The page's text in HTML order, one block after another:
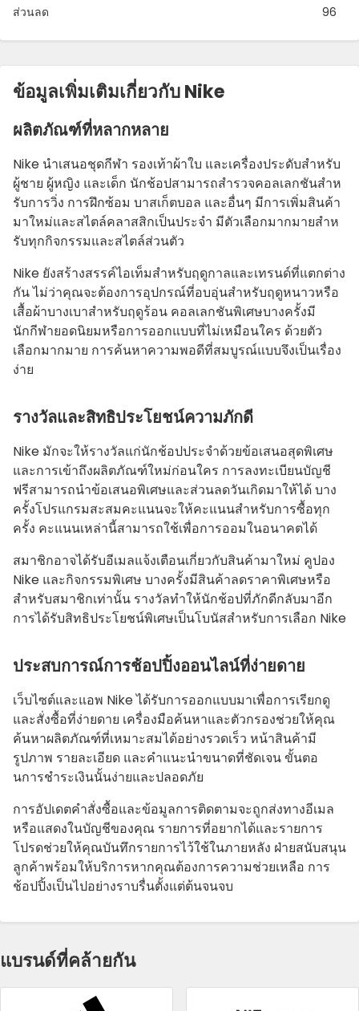
ส่วนลด 96
ข้อมูลเพิ่มเติมเกี่ยวกับ Nike
ผลิตภัณฑ์ที่หลากหลาย
Nike นําเสนอชุดกีฬา รองเท้าผ้าใบ และเครื่องประดับสําหรับ
ผู้ชาย ผู้หญิง และเด็ก นักช้อปสามารถสํารวจคอลเลกชันสําห
รับการวิ่ง การฝึกซ้อม บาสเก็ตบอล และอื่นๆ มีการเพิ่มสินค้า
มาใหม่และสไตล์คลาสสิกเป็นประจํา มีตัวเลือกมากมายสําห
รับทุกกิจกรรมและสไตล์ส่วนตัว
Nike ยังสร้างสรรค์ไอเท็มสําหรับฤดูกาลและเทรนด์ที่แตกต่าง
กัน ไม่ว่าคุณจะต้องการอุปกรณ์ที่อบอุ่นสําหรับฤดูหนาวหรือ
เสื้อผ้าบางเบาสําหรับฤดูร้อน คอลเลกชันพิเศษบางครั้งมี
นักกีฬายอดนิยมหรือการออกแบบที่ไม่เหมือนใคร ด้วยตัว
เลือกมากมาย การค้นหาความพอดีที่สมบูรณ์แบบจึงเป็นเรื่อง
ง่าย
รางวัลและสิทธิประโยชน์ความภักดี
Nike มักจะให้รางวัลแก่นักช้อปประจําด้วยข้อเสนอสุดพิเศษ
และการเข้าถึงผลิตภัณฑ์ใหม่ก่อนใคร การลงทะเบียนบัญชี
ฟรีสามารถนําข้อเสนอพิเศษและส่วนลดวันเกิดมาให้ได้ บาง
ครั้งโปรแกรมสะสมคะแนนจะให้คะแนนสําหรับการซื้อทุก
ครั้ง คะแนนเหล่านี้สามารถใช้เพื่อการออมในอนาคตได้
สมาชิกอาจได้รับอีเมลแจ้งเตือนเกี่ยวกับสินค้ามาใหม่ คูปอง
Nike และกิจกรรมพิเศษ บางครั้งมีสินค้าลดราคาพิเศษหรือ
สําหรับสมาชิกเท่านั้น รางวัลทําให้นักช้อปที่ภักดีกลับมาอีก
การได้รับสิทธิประโยชน์พิเศษเป็นโบนัสสําหรับการเลือก Nike
ประสบการณ์การช้อปปิ้งออนไลน์ที่ง่ายดาย
เว็บไซต์และแอพ Nike ได้รับการออกแบบมาเพื่อการเรียกดู
และสั่งซื้อที่ง่ายดาย เครื่องมือค้นหาและตัวกรองช่วยให้คุณ
ค้นหาผลิตภัณฑ์ที่เหมาะสมได้อย่างรวดเร็ว หน้าสินค้ามี
รูปภาพ รายละเอียด และคําแนะนําขนาดที่ชัดเจน ขั้นตอ
นการชําระเงินนั้นง่ายและปลอดภัย
การอัปเดตคําสั่งซื้อและข้อมูลการติดตามจะถูกส่งทางอีเมล
หรือแสดงในบัญชีของคุณ รายการที่อยากได้และรายการ
โปรดช่วยให้คุณบันทึกรายการไว้ใช้ในภายหลัง ฝ่ายสนับสนุน
ลูกค้าพร้อมให้บริการหากคุณต้องการความช่วยเหลือ การ
ช้อปปิ้งเป็นไปอย่างราบรื่นตั้งแต่ต้นจนจบ
แบรนด์ที่คล้ายกัน